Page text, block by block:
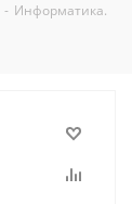
- Информатика.